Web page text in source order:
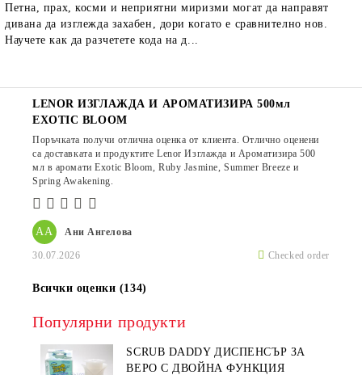
Петна, прах, косми и неприятни миризми могат да направят
дивана да изглежда захабен, дори когато е сравнително нов.
Научете как да разчетете кода на д...
АА Ани Ангелова
30.07.2026 Checked order
LENOR ИЗГЛАЖДА И АРОМАТИЗИРА 500мл
EXOTIC BLOOM
Поръчката получи отлична оценка от клиента. Отлично оценени
са доставката и продуктите Lenor Изглажда и Ароматизира 500
мл в аромати Exotic Bloom, Ruby Jasmine, Summer Breeze и
Spring Awakening.
Всички оценки (134)
Популярни продукти
SCRUB DADDY ДИСПЕНСЪР ЗА
ВЕРО С ДВОЙНА ФУНКЦИЯ